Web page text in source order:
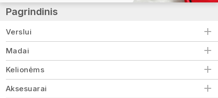
Pagrindinis
Verslui
Madai
Kelionėms
Aksesuarai